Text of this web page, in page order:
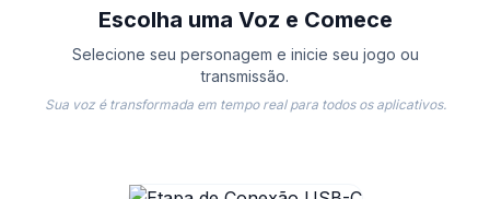
Escolha uma Voz e Comece
Selecione seu personagem e inicie seu jogo ou
transmissão.
Sua voz é transformada em tempo real para todos os aplicativos.